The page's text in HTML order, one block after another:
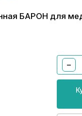
БАРОН для
−